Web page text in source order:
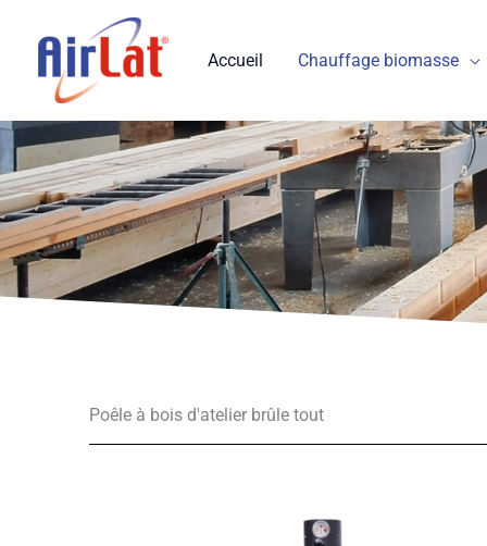
contenu
Accueil Chauffage biomasse
Poêle à bois d'atelier brûle tout